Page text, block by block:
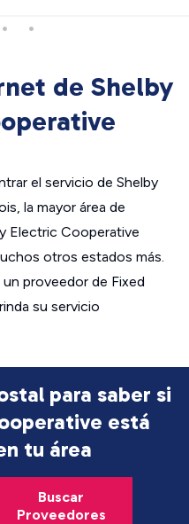
de Shelby
el servicio de Shelby
la mayor área de
Electric Cooperative
otros estados más.
proveedor de Fixed
su servicio
para saber si
está
tu área
Buscar
Proveedores